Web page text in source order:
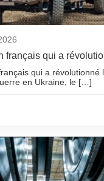
français qui a
qui a révolutionné
en Ukraine, le […]